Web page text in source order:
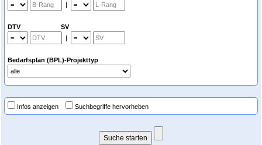
|
DTV SV
|
Bedarfsplan (BPL)-Projekttyp
Infos anzeigen Suchbegriffe hervorheben